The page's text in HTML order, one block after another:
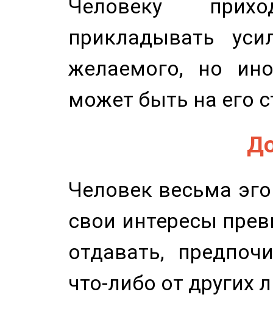
Человеку
прикладывать
желаемого, но
может быть на его
Человек весьма
свои интересы
отдавать,
что-либо от других